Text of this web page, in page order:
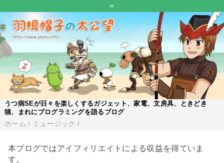
=
うつ病SEが日々を楽しくするガジェット、家電、文房具、ときどき
猫、まれにプログラミングを語るブログ
ホーム / ミュージック /
本ブログではアイフィリエイトによる収益を得ていま
す。